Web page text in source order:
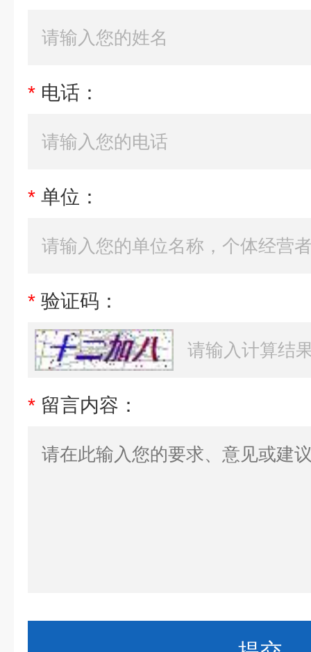
* 电话：
* 单位：
* 验证码：
* 留言内容：